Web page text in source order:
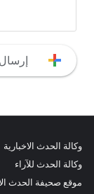
وكالة الحدث الاخبارية
وكالة الحدث للآراء
موقع صحيفة الحدث